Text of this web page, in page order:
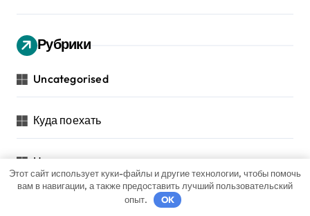
Рубрики
Uncategorised
Куда поехать
Новости авто
Этот сайт использует куки-файлы и другие технологии, чтобы помочь
вам в навигации, а также предоставить лучший пользовательский
опыт.
OK